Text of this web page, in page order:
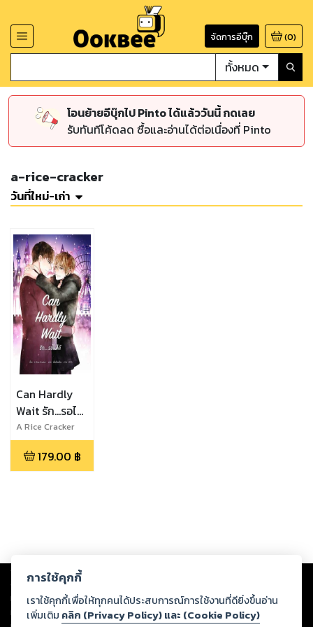
จัดการอีบุ๊ก (0)
ทั้งหมด
โอนย้ายอีบุ๊กไป Pinto ได้แล้ววันนี้ กดเลย
รับทันทีโค้ดลด ซื้อและอ่านได้ต่อเนื่องที่ Pinto
a-rice-cracker
วันที่ใหม่-เก่า
Can Hardly
Wait รัก...รอไม่
ได้
A Rice Cracker
179.00 ฿
Copyright © 2026
ต่อผลงานหรือเนื้อหาใดที่อัปโหลดผ่านเว็บไซต์และปรากฏว่าละเมิดสิทธิใน
ทรัพย์สินทางปัญญาของบุคคลอื่นหรือขัดต่อกฎหมายและศีลธรรม ดังนั้น ผู้อ่าน
ทุกท่านโปรดใช้วิจารณญาณในการกลั่นกรองด้วยตนเอง และหากท่านพบว่าส่วน
การใช้คุกกี้
เราใช้คุกกี้เพื่อให้ทุกคนได้ประสบการณ์การใช้งานที่ดียิ่งขึ้นอ่าน
เพิ่มเติม คลิก (Privacy Policy) และ (Cookie Policy)